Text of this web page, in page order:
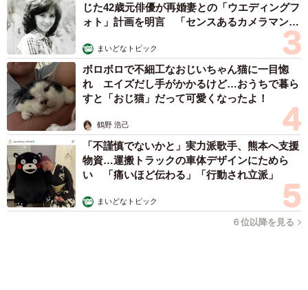
じた42歳元俳優が再婚妻との「ウエディングフ
ォト」計画を明言 「センスあるカメラマン求
まいどなトピック
ボロボロで不細工なおじいちゃん猫に一目惚
れ エイズだし手がかかるけど…おうちで暮ら
すと「おじ猫」だって可愛くなったよ！
鶴野 浩己
「不謹慎でないかと」実力派歌手、熊本へ支援
物資…運搬トラックの車体デザインにためら
い 「痛いほど伝わる」「行動され立派」
まいどなトピック
６位以降を見る